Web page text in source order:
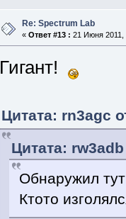
Re: Spectrum Lab
« Ответ #13 : 21 Июня 2011,
Гигант!
Цитата: rn3agc
Цитата:
Обнаружил
Ктото